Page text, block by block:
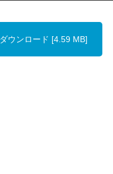
ダウンロード [4.59 MB]